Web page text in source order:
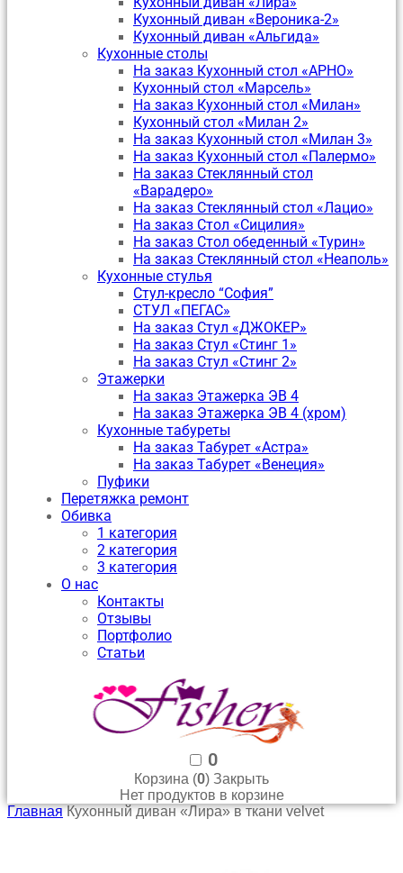
Кухонный диван «Вероника-2»
Кухонный диван «Альгида»
Кухонные столы
На заказ Кухонный стол «АРНО»
Кухонный стол «Марсель»
На заказ Кухонный стол «Милан»
Кухонный стол «Милан 2»
На заказ Кухонный стол «Милан 3»
На заказ Кухонный стол «Палермо»
На заказ Стеклянный стол
«Варадеро»
На заказ Стеклянный стол «Лацио»
На заказ Стол «Сицилия»
На заказ Стол обеденный «Турин»
На заказ Стеклянный стол «Неаполь»
Кухонные стулья
Стул-кресло “София”
CТУЛ «ПЕГАС»
На заказ Стул «ДЖОКЕР»
На заказ Стул «Стинг 1»
На заказ Стул «Стинг 2»
Этажерки
На заказ Этажерка ЭВ 4
На заказ Этажерка ЭВ 4 (хром)
Кухонные табуреты
На заказ Табурет «Астра»
На заказ Табурет «Венеция»
Пуфики
Перетяжка ремонт
Обивка
1 категория
2 категория
3 категория
О нас
Контакты
Отзывы
Портфолио
Статьи
0
Корзина (0) Закрыть
Нет продуктов в корзине
Главная Кухонный диван «Лира» в ткани velvet